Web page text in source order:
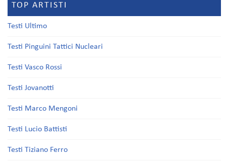
TOP ARTISTI
Testi Ultimo
Testi Pinguini Tattici Nucleari
Testi Vasco Rossi
Testi Jovanotti
Testi Marco Mengoni
Testi Lucio Battisti
Testi Tiziano Ferro